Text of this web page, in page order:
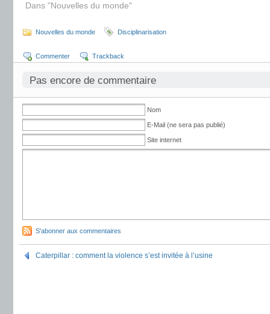
Dans "Nouvelles du monde"
Nouvelles du monde Disciplinarisation
Commenter Trackback
Pas encore de commentaire
Nom
E-Mail (ne sera pas publié)
Site internet
S'abonner aux commentaires
Caterpillar : comment la violence s’est invitée à l’usine